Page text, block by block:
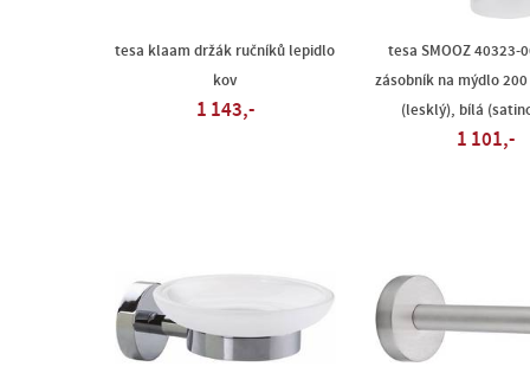
tesa klaam držák ručníků lepidlo
kov
1 143,-
tesa SMOOZ 40323-
zásobník na mýdlo
(lesklý), bílá
1 101,-